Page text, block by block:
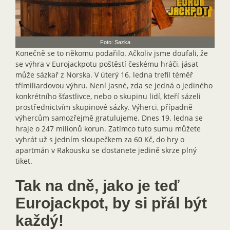
Foto: Sazka
Konečně se to někomu podařilo. Ačkoliv jsme doufali, že
se výhra v Eurojackpotu poštěstí českému hráči, jásat
může sázkař z Norska. V úterý 16. ledna trefil téměř
třímiliardovou výhru. Není jasné, zda se jedná o jediného
konkrétního šťastlivce, nebo o skupinu lidí, kteří sázeli
prostřednictvím skupinové sázky. Výherci, případně
výhercům samozřejmě gratulujeme. Dnes 19. ledna se
hraje o 247 milionů korun. Zatímco tuto sumu můžete
vyhrát už s jedním sloupečkem za 60 Kč, do hry o
apartmán v Rakousku se dostanete jedině skrze plný
tiket.
Tak na dně, jako je teď
Eurojackpot, by si přál být
každý!